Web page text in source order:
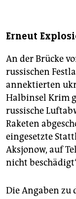
Erneut
An der Brücke
russischen
annektierten
Halbinsel Krim
russische
Raketen
eingesetzte
Aksjonow, auf
nicht
Die Angaben zu